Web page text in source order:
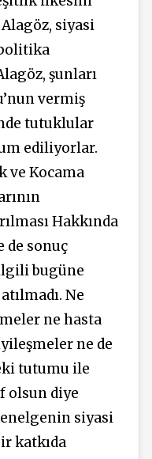
siyasi
şunları
vermiş
tutuklular
ediliyorlar.
ve Kocama
Hakkında
de sonuç
bugüne
Ne
ne hasta
ne de
tutumu ile
olsun diye
siyasi
katkıda